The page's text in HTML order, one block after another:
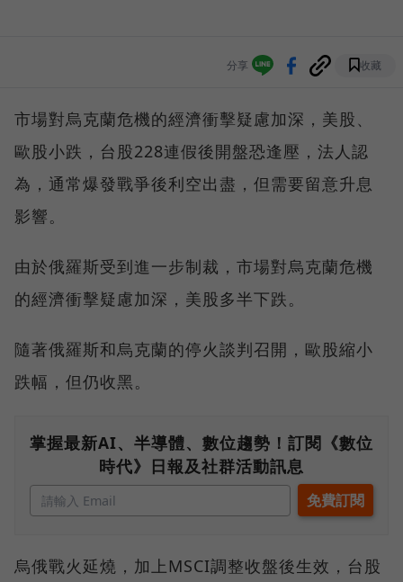
分享 收藏
市場對烏克蘭危機的經濟衝擊疑慮加深，美股、
歐股小跌，台股228連假後開盤恐逢壓，法人認
為，通常爆發戰爭後利空出盡，但需要留意升息
影響。
由於俄羅斯受到進一步制裁，市場對烏克蘭危機
的經濟衝擊疑慮加深，美股多半下跌。
隨著俄羅斯和烏克蘭的停火談判召開，歐股縮小
跌幅，但仍收黑。
掌握最新AI、半導體、數位趨勢！訂閱《數位
時代》日報及社群活動訊息
烏俄戰火延燒，加上MSCI調整收盤後生效，台股